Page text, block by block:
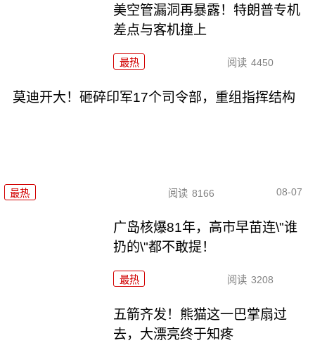
美空管漏洞再暴露！特朗普专机
差点与客机撞上
最热 阅读 4450
莫迪开大！砸碎印军17个司令部，重组指挥结构
最热 阅读 8166 08-07
广岛核爆81年，高市早苗连\"谁
扔的\"都不敢提！
最热 阅读 3208
五箭齐发！熊猫这一巴掌扇过
去，大漂亮终于知疼